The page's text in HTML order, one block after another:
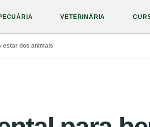
VETERINÁRIA
estar dos animais